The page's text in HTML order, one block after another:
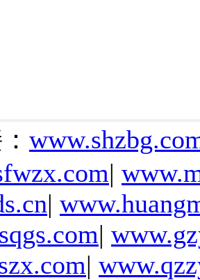
|
|
|
|